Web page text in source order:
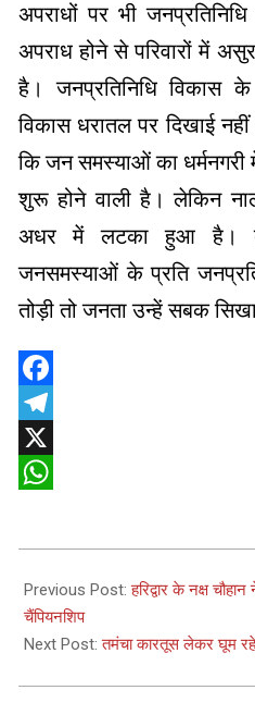
अपराधों पर भी
अपराध होने से परिवारों में
है। जनप्रतिनिधि विकास
विकास धरातल पर दिखाई
कि जन समस्याओं का
शुरू होने वाली है। लेकिन
अधर में लटका हुआ है।
जनसमस्याओं के प्रति
तोड़ी तो जनता उन्हें सबक
Facebook
Telegram
X
05-
21
Previous Post:हरिद्वार के नक्ष
चैंपियनशिप
Next Post:तमंचा कारतूस लेकर घूम रहे